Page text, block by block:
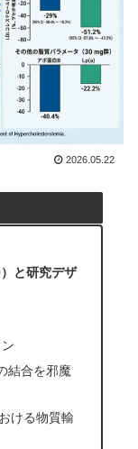
2026.05.22
と研究デザ
結合を邪魔
ける物質輸